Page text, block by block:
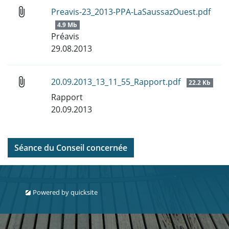
attach_file Preavis-23_2013-PPA-LaSaussazOuest.pdf
4.9 Mb
Préavis
29.08.2013
attach_file 20.09.2013_13_11_55_Rapport.pdf 22.2 Kb
Rapport
20.09.2013
Séance du Conseil concernée
Powered byquicksite